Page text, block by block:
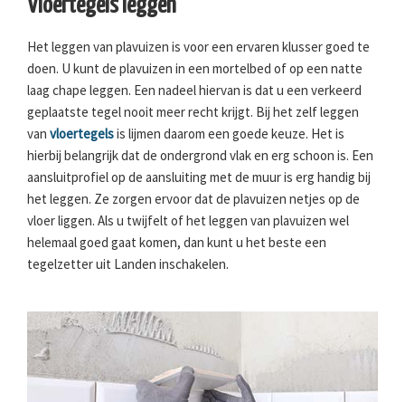
Vloertegels leggen
Het leggen van plavuizen is voor een ervaren klusser goed te
doen. U kunt de plavuizen in een mortelbed of op een natte
laag chape leggen. Een nadeel hiervan is dat u een verkeerd
geplaatste tegel nooit meer recht krijgt. Bij het zelf leggen
van vloertegelsis lijmen daarom een goede keuze. Het is
hierbij belangrijk dat de ondergrond vlak en erg schoon is. Een
aansluitprofiel op de aansluiting met de muur is erg handig bij
het leggen. Ze zorgen ervoor dat de plavuizen netjes op de
vloer liggen. Als u twijfelt of het leggen van plavuizen wel
helemaal goed gaat komen, dan kunt u het beste een
tegelzetter uit Landen inschakelen.